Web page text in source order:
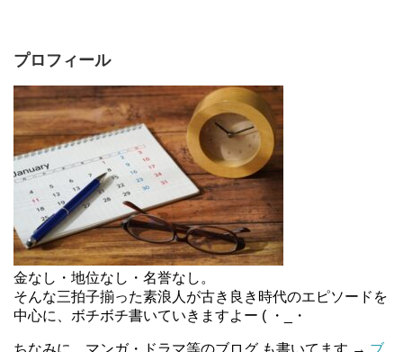
プロフィール
金なし・地位なし・名誉なし。
そんな三拍子揃った素浪人が古き良き時代のエピソードを
中心に、ボチボチ書いていきますよー ( ・_・